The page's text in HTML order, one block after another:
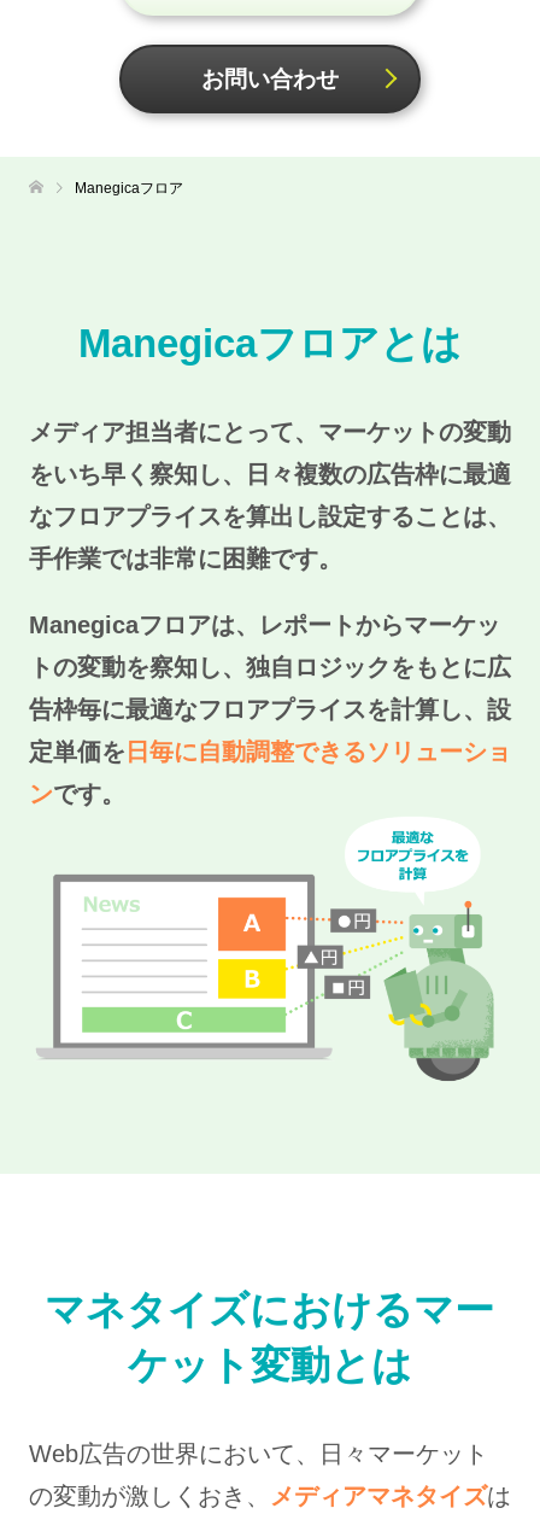
お問い合わせ
Manegicaフロア
Manegicaフロアとは
メディア担当者にとって、マーケットの変動
をいち早く察知し、日々複数の広告枠に最適
なフロアプライスを算出し設定することは、
手作業では非常に困難です。
Manegicaフロアは、レポートからマーケッ
トの変動を察知し、独自ロジックをもとに広
告枠毎に最適なフロアプライスを計算し、設
定単価を 日毎に自動調整できるソリューショ
ンです。
マネタイズにおけるマー
ケット変動とは
Web広告の世界において、日々マーケット
の変動が激しくおき、
メディアマネタイズは